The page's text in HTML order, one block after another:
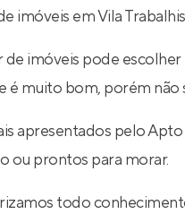
imóveis em Vila
imóveis pode
é muito bom, porém não
apresentados pelo
ou prontos para morar.
todo